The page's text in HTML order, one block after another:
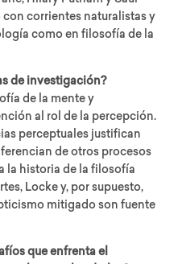
con corrientes naturalistas y
como en filosofía de la
de investigación?
de la mente y
al rol de la percepción.
perceptuales justifican
de otros procesos
la historia de la filosofía
Locke y, por supuesto,
mitigado son fuente
que enfrenta el